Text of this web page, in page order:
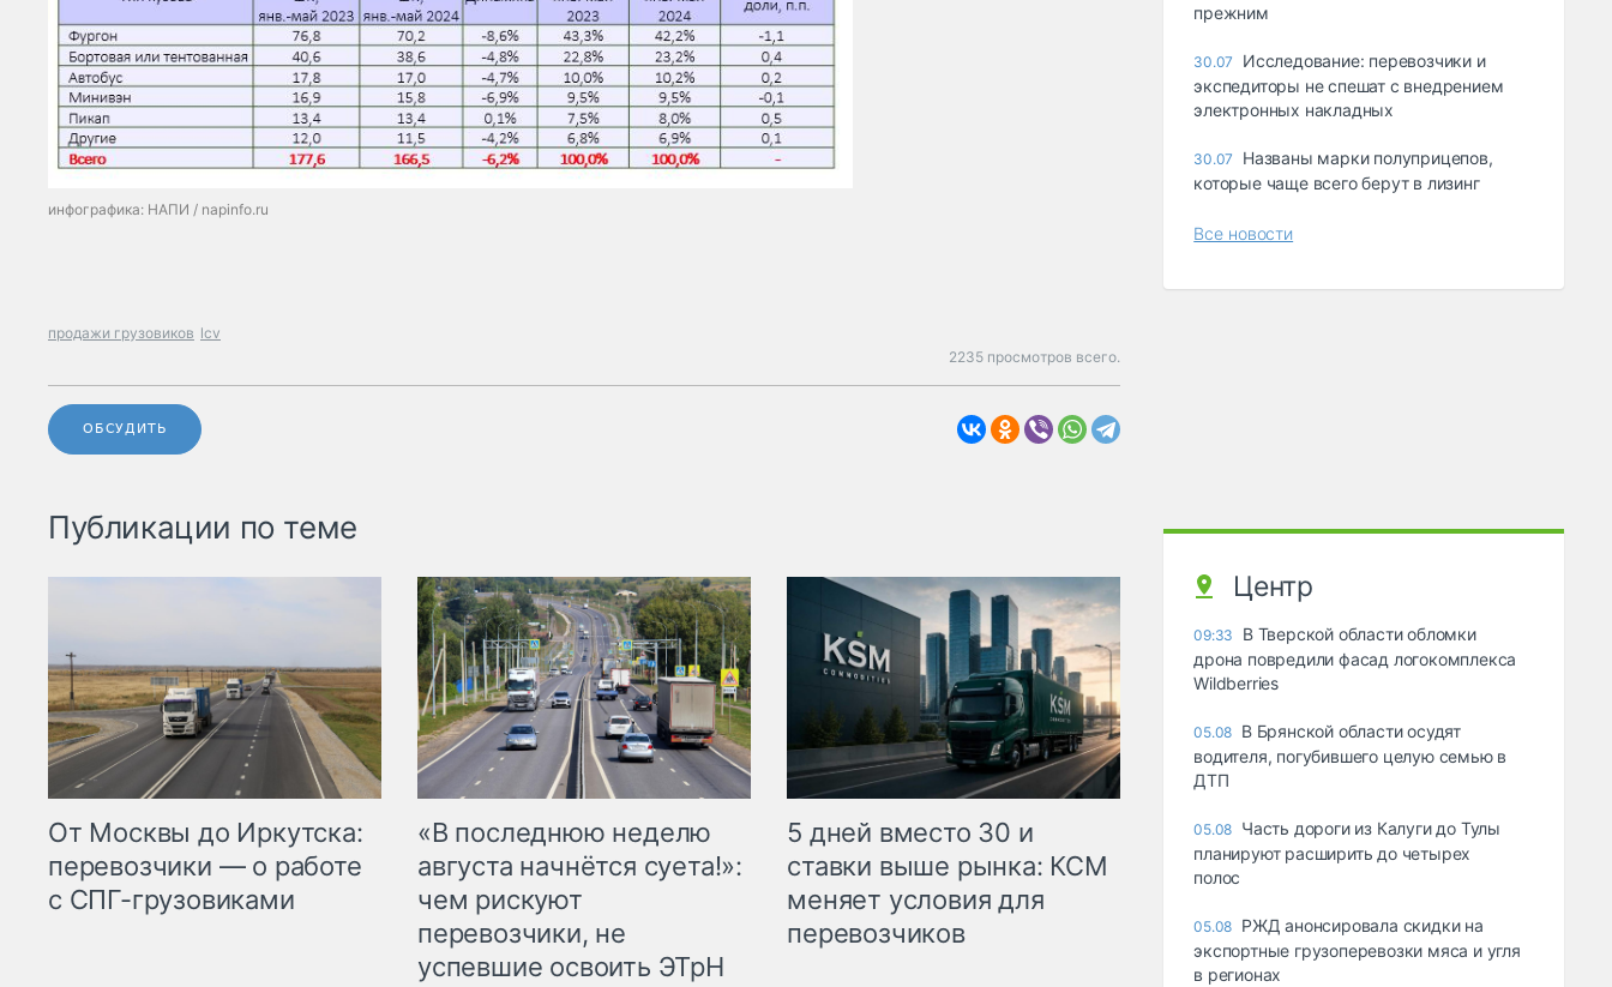
инфографика: НАПИ / napinfo.ru
продажи грузовиков lcv
2235 просмотров всего.
ОБСУДИТЬ
Публикации по теме
От Москвы до Иркутска:
перевозчики — о работе
с СПГ-грузовиками
«В последнюю неделю
августа начнётся суета!»:
чем рискуют
перевозчики, не
успевшие освоить ЭТрН
5 дней вместо 30 и
ставки выше рынка: КСМ
меняет условия для
перевозчиков
прежним
30.07
Исследование: перевозчики и
экспедиторы не спешат с внедрением
электронных накладных
30.07
Названы марки полуприцепов,
которые чаще всего берут в лизинг
Все новости
Центр
09:33
В Тверской области обломки
дрона повредили фасад логокомплекса
Wildberries
05.08 В Брянской области осудят
водителя, погубившего целую семью в
ДТП
05.08 Часть дороги из Калуги до Тулы
планируют расширить до четырех
полос
05.08 РЖД анонсировала скидки на
экспортные грузоперевозки мяса и угля
в регионах